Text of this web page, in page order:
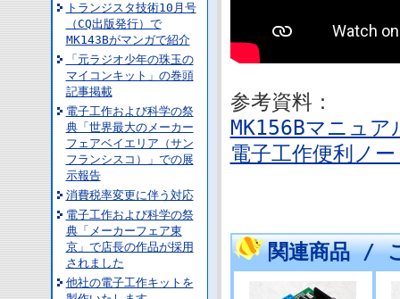
トランジスタ技術10月号
（CQ出版発行）で
MK143Bがマンガで紹介
「元ラジオ少年の珠玉の
マイコンキット」の巻頭
記事掲載
電子工作および科学の祭
典「世界最大のメーカー
フェアベイエリア（サン
フランシスコ）」での展
示報告
消費税率変更に伴う対応
電子工作および科学の祭
典「メーカーフェア東
京」で店長の作品が採用
されました
他社の電子工作キットを
参考資料：
MK156Bマニュア
電子工作便利ノ
関連商品 /